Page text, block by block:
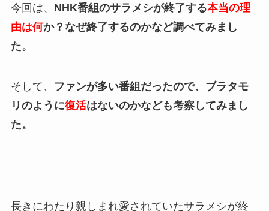
今回は、 NHK番組のサラメシが終了する本当の理
由は何か？なぜ終了するのかなど調べてみまし
た。
そして、
ファンが多い番組だったので、ブラタモ
リのように復活はないのかなども考察してみまし
た。
長きにわたり親しまれ愛されていたサラメシが終